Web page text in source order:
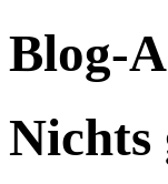
Blog-
Nichts